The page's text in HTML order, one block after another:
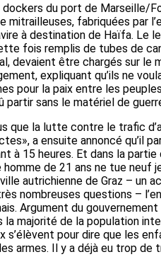
dockers du port de Marseille/
fabriquées par
à destination de Haïfa. Le
fois remplis de tubes de
devaient être chargés sur le
expliquant qu’ils ne
pour la paix entre les
partir sans le matériel de
que la lutte contre le trafic
a ensuite annoncé qu’il
à 15 heures. Et dans la
homme de 21 ans ne tue neuf
autrichienne de Graz – un
nombreuses questions –
Argument du gouvernement
majorité de la population
pour dire que les
armes. Il y a déjà eu trop de